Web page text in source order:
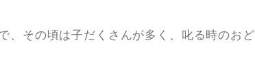
、その頃は子だくさんが多く、叱る時のお